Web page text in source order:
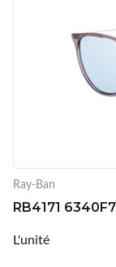
Ray-Ban
RB4171
L'unité